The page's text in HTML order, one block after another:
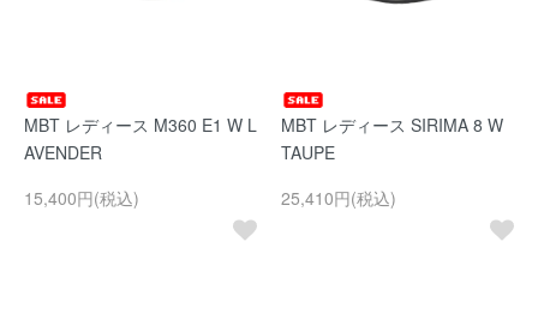
MBT レディース M360 E1 W L
AVENDER
15,400円(税込)
MBT レディース SIRIMA 8 W
TAUPE
25,410円(税込)